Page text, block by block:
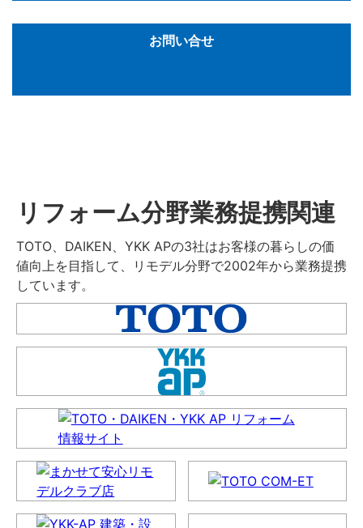
お問い合せ
リフォーム分野業務提携関連
TOTO、DAIKEN、YKK APの3社はお客様の暮らしの価
値向上を目指して、リモデル分野で2002年から業務提携
しています。